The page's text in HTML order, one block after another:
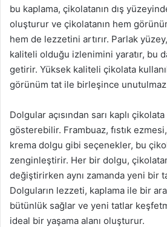
bu kaplama, çikolatanın dış
oluşturur ve çikolatanın hem
hem de lezzetini artırır. Parlak
kaliteli olduğu izlenimini yaratır, bu
getirir. Yüksek kaliteli çikolata
görünüm tat ile birleşince
Dolgular açısından sarı kaplı
gösterebilir. Frambuaz, fıstık
krema dolgu gibi seçenekler, bu
zenginleştirir. Her bir dolgu,
değiştirirken aynı zamanda yeni bir
Dolguların lezzeti, kaplama ile bir
bütünlük sağlar ve yeni tatlar
ideal bir yaşama alanı oluşturur.